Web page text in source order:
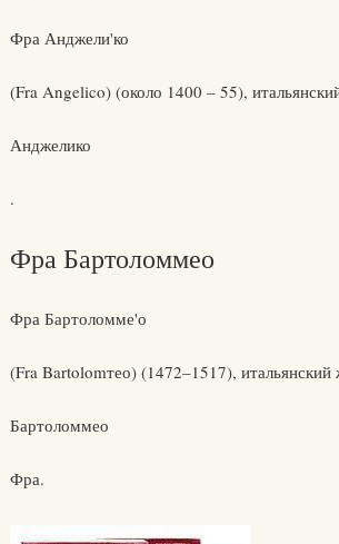
Фра Анджели'ко
(Fra Angelico) (около 1400 – 55),
Анджелико
.
Фра Бартоломмео
Фра Бартоломме'о
(Fra Bartolomтео) (1472–1517),
Бартоломмео
Фра.